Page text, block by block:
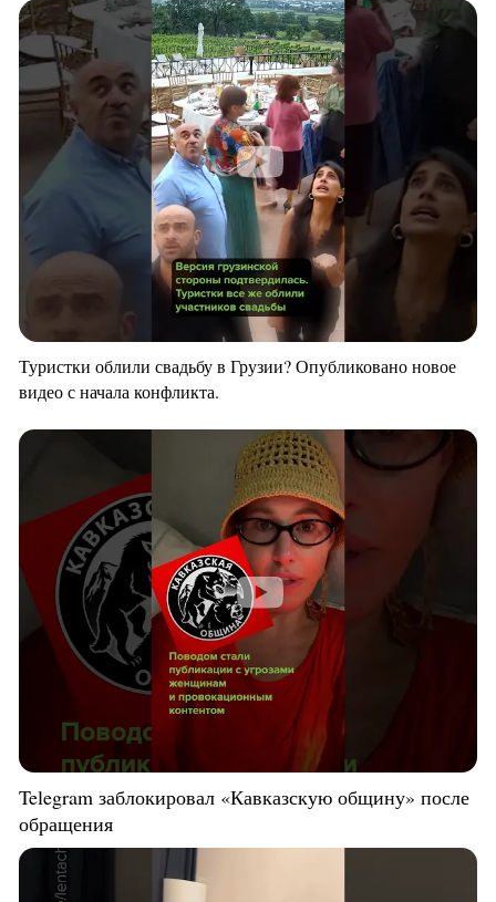
Туристки облили свадьбу в Грузии? Опубликовано новое
видео с начала конфликта.
Telegram заблокировал «Кавказскую общину» после
обращения